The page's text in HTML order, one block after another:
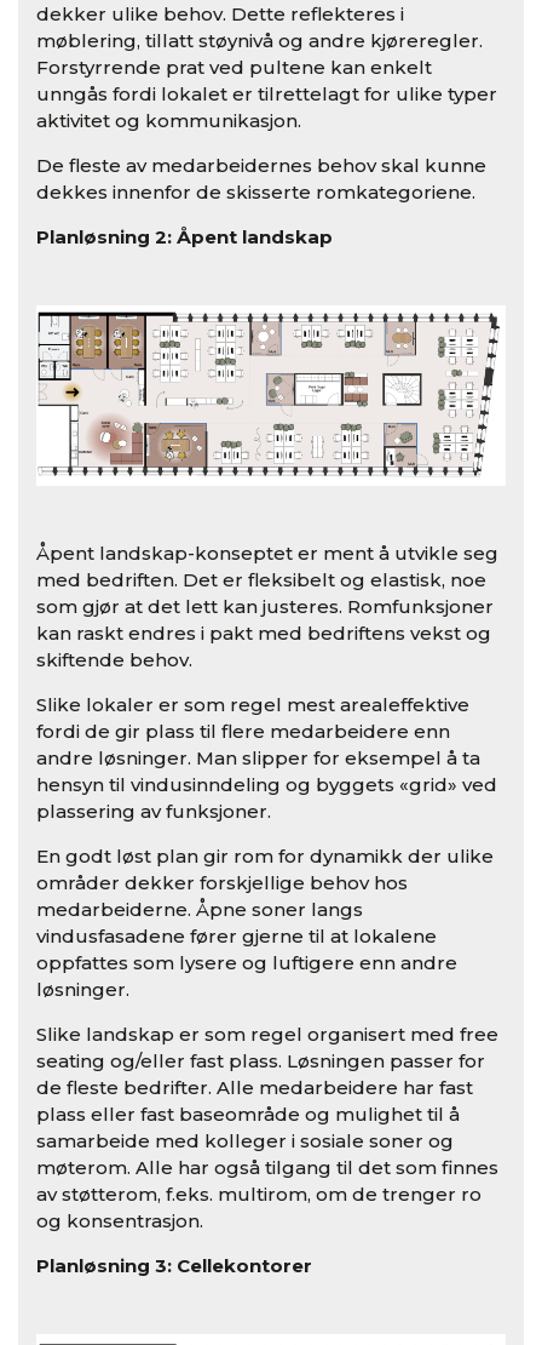
dekker ulike behov. Dette reflekteres i
møblering, tillatt støynivå og andre kjøreregler.
Forstyrrende prat ved pultene kan enkelt
unngås fordi lokalet er tilrettelagt for ulike typer
aktivitet og kommunikasjon.
De fleste av medarbeidernes behov skal kunne
dekkes innenfor de skisserte romkategoriene.
Planløsning 2: Åpent landskap
Åpent landskap-konseptet er ment å utvikle seg
med bedriften. Det er fleksibelt og elastisk, noe
som gjør at det lett kan justeres. Romfunksjoner
kan raskt endres i pakt med bedriftens vekst og
skiftende behov.
Slike lokaler er som regel mest arealeffektive
fordi de gir plass til flere medarbeidere enn
andre løsninger. Man slipper for eksempel å ta
hensyn til vindusinndeling og byggets «grid» ved
plassering av funksjoner.
En godt løst plan gir rom for dynamikk der ulike
områder dekker forskjellige behov hos
medarbeiderne. Åpne soner langs
vindusfasadene fører gjerne til at lokalene
oppfattes som lysere og luftigere enn andre
løsninger.
Slike landskap er som regel organisert med free
seating og/eller fast plass. Løsningen passer for
de fleste bedrifter. Alle medarbeidere har fast
plass eller fast baseområde og mulighet til å
samarbeide med kolleger i sosiale soner og
møterom. Alle har også tilgang til det som finnes
av støtterom, f.eks. multirom, om de trenger ro
og konsentrasjon.
Planløsning 3: Cellekontorer